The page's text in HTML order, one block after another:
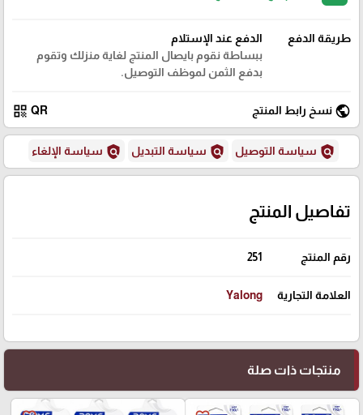
طريقة الدفع
الدفع عند الإستلام
ببساطة نقوم بايصال المنتج لغاية منزلك وتقوم
بدفع الثمن لموظف التوصيل.
public نسخ رابط المنتج QR
qr_code
policy سياسة التوصيل policy سياسة التبديل policy سياسة الإلغاء
تفاصيل المنتج
رقم المنتج 251
العلامة التجارية Yalong
منتجات ذات صلة